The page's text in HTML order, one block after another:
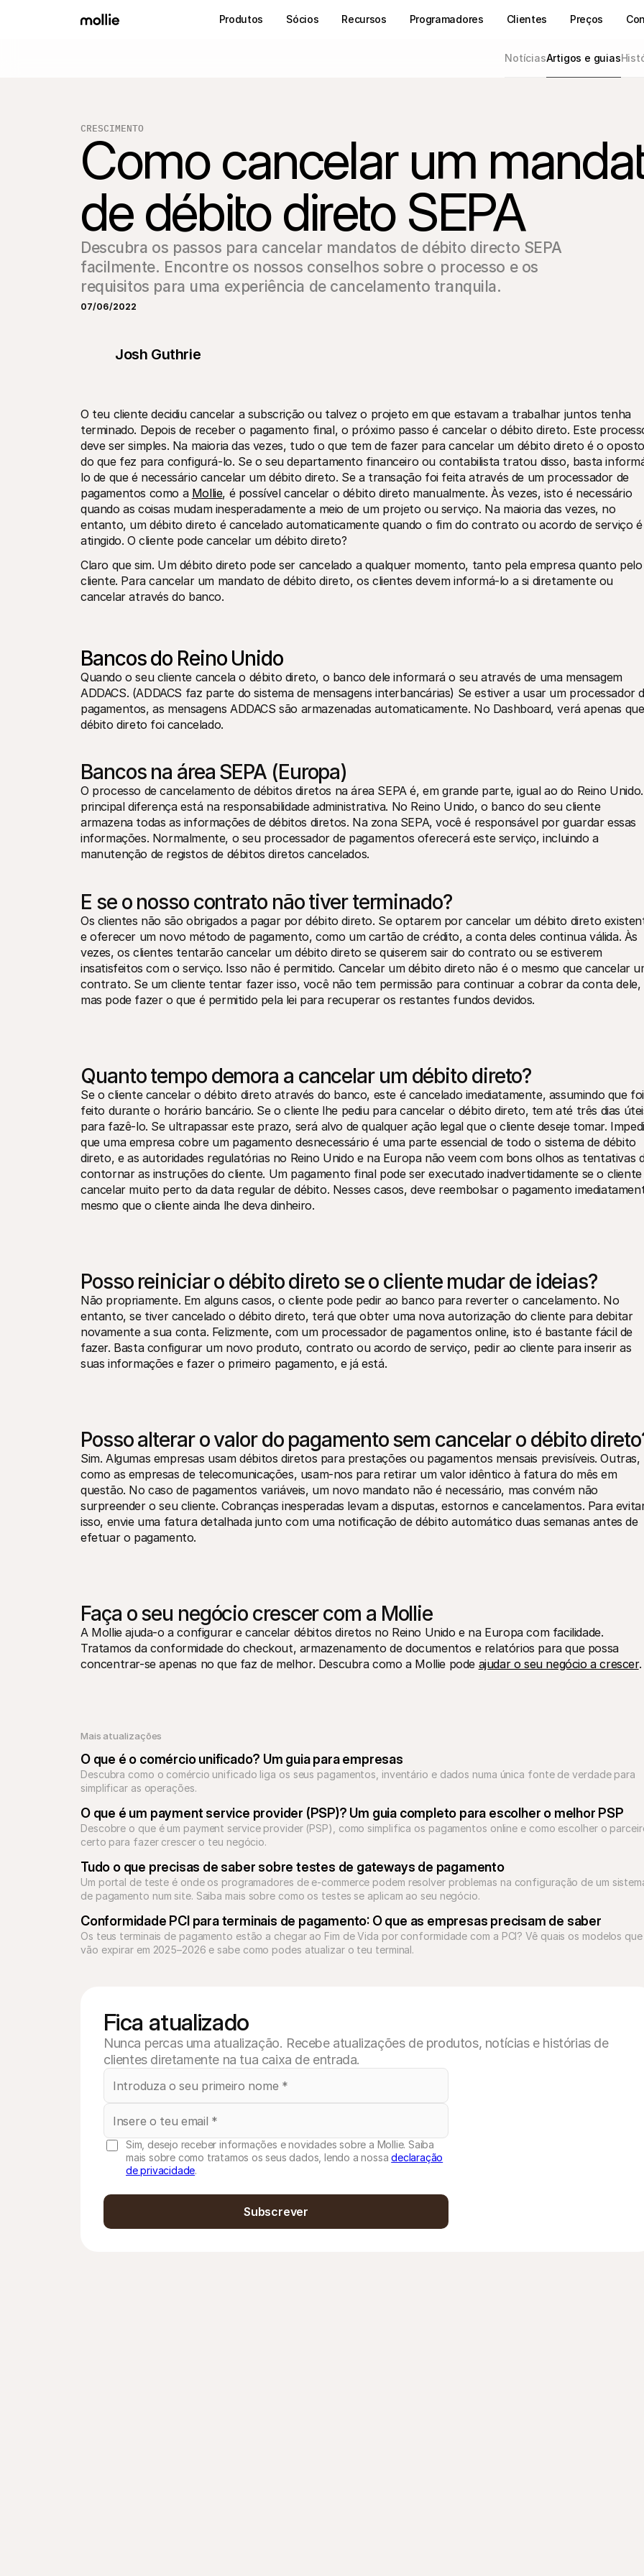
Produtos Sócios Recursos Programadores Clientes Preços
NotíciasArtigos e guias
CRESCIMENTO
Como cancelar um
de débito direto SEPA
Descubra os passos para cancelar mandatos de débito directo SEPA
facilmente. Encontre os nossos conselhos sobre o processo e os
requisitos para uma experiência de cancelamento tranquila.
07/06/2022
Josh Guthrie
O teu cliente decidiu cancelar a subscrição ou talvez o projeto em que estavam a trabalhar juntos tenha
terminado. Depois de receber o pagamento final, o próximo passo é cancelar o débito direto. Este
deve ser simples. Na maioria das vezes, tudo o que tem de fazer para cancelar um débito direto é o oposto
do que fez para configurá-lo. Se o seu departamento financeiro ou contabilista tratou disso, basta
lo de que é necessário cancelar um débito direto. Se a transação foi feita através de um processador de
pagamentos como a Mollie, é possível cancelar o débito direto manualmente. Às vezes, isto é necessário
quando as coisas mudam inesperadamente a meio de um projeto ou serviço. Na maioria das vezes, no
entanto, um débito direto é cancelado automaticamente quando o fim do contrato ou acordo de serviço é
atingido. O cliente pode cancelar um débito direto?
Claro que sim. Um débito direto pode ser cancelado a qualquer momento, tanto pela empresa quanto pelo
cliente. Para cancelar um mandato de débito direto, os clientes devem informá-lo a si diretamente ou
cancelar através do banco.
Bancos do Reino Unido
Quando o seu cliente cancela o débito direto, o banco dele informará o seu através de uma mensagem
ADDACS. (ADDACS faz parte do sistema de mensagens interbancárias) Se estiver a usar um processador
pagamentos, as mensagens ADDACS são armazenadas automaticamente. No Dashboard, verá apenas
débito direto foi cancelado.
Bancos na área SEPA (Europa)
O processo de cancelamento de débitos diretos na área SEPA é, em grande parte, igual ao do Reino
principal diferença está na responsabilidade administrativa. No Reino Unido, o banco do seu cliente
armazena todas as informações de débitos diretos. Na zona SEPA, você é responsável por guardar essas
informações. Normalmente, o seu processador de pagamentos oferecerá este serviço, incluindo a
manutenção de registos de débitos diretos cancelados.
E se o nosso contrato não tiver terminado?
Os clientes não são obrigados a pagar por débito direto. Se optarem por cancelar um débito direto
e oferecer um novo método de pagamento, como um cartão de crédito, a conta deles continua válida. Às
vezes, os clientes tentarão cancelar um débito direto se quiserem sair do contrato ou se estiverem
insatisfeitos com o serviço. Isso não é permitido. Cancelar um débito direto não é o mesmo que cancelar
contrato. Se um cliente tentar fazer isso, você não tem permissão para continuar a cobrar da conta dele,
mas pode fazer o que é permitido pela lei para recuperar os restantes fundos devidos.
Quanto tempo demora a cancelar um débito direto?
Se o cliente cancelar o débito direto através do banco, este é cancelado imediatamente, assumindo que foi
feito durante o horário bancário. Se o cliente lhe pediu para cancelar o débito direto, tem até três dias
para fazê-lo. Se ultrapassar este prazo, será alvo de qualquer ação legal que o cliente deseje tomar.
que uma empresa cobre um pagamento desnecessário é uma parte essencial de todo o sistema de débito
direto, e as autoridades regulatórias no Reino Unido e na Europa não veem com bons olhos as tentativas
contornar as instruções do cliente. Um pagamento final pode ser executado inadvertidamente se o cliente
cancelar muito perto da data regular de débito. Nesses casos, deve reembolsar o pagamento
mesmo que o cliente ainda lhe deva dinheiro.
Posso reiniciar o débito direto se o cliente mudar de ideias?
Não propriamente. Em alguns casos, o cliente pode pedir ao banco para reverter o cancelamento. No
entanto, se tiver cancelado o débito direto, terá que obter uma nova autorização do cliente para debitar
novamente a sua conta. Felizmente, com um processador de pagamentos online, isto é bastante fácil de
fazer. Basta configurar um novo produto, contrato ou acordo de serviço, pedir ao cliente para inserir as
suas informações e fazer o primeiro pagamento, e já está.
Posso alterar o valor do pagamento sem cancelar o débito
Sim. Algumas empresas usam débitos diretos para prestações ou pagamentos mensais previsíveis. Outras,
como as empresas de telecomunicações, usam-nos para retirar um valor idêntico à fatura do mês em
questão. No caso de pagamentos variáveis, um novo mandato não é necessário, mas convém não
surpreender o seu cliente. Cobranças inesperadas levam a disputas, estornos e cancelamentos. Para
isso, envie uma fatura detalhada junto com uma notificação de débito automático duas semanas antes de
efetuar o pagamento.
Faça o seu negócio crescer com a Mollie
A Mollie ajuda-o a configurar e cancelar débitos diretos no Reino Unido e na Europa com facilidade.
Tratamos da conformidade do checkout, armazenamento de documentos e relatórios para que possa
concentrar-se apenas no que faz de melhor. Descubra como a Mollie pode ajudar o seu negócio a crescer.
Mais atualizações
O que é o comércio unificado? Um guia para empresas
Descubra como o comércio unificado liga os seus pagamentos, inventário e dados numa única fonte de verdade para
simplificar as operações.
O que é um payment service provider (PSP)? Um guia completo para escolher o melhor PSP
Descobre o que é um payment service provider (PSP), como simplifica os pagamentos online e como escolher o
certo para fazer crescer o teu negócio.
Tudo o que precisas de saber sobre testes de gateways de pagamento
Um portal de teste é onde os programadores de e-commerce podem resolver problemas na configuração de um
de pagamento num site. Saiba mais sobre como os testes se aplicam ao seu negócio.
Conformidade PCI para terminais de pagamento: O que as empresas precisam de saber
Os teus terminais de pagamento estão a chegar ao Fim de Vida por conformidade com a PCI? Vê quais os modelos que
vão expirar em 2025–2026 e sabe como podes atualizar o teu terminal.
Fica atualizado
Nunca percas uma atualização. Recebe atualizações de produtos, notícias e histórias de
clientes diretamente na tua caixa de entrada.
Sim, desejo receber informações e novidades sobre a Mollie. Saiba
mais sobre como tratamos os seus dados, lendo a nossadeclaração
de privacidade.
Subscrever